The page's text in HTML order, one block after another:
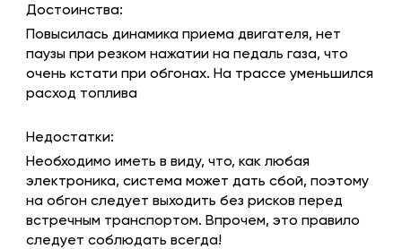
Достоинства:
Повысилась динамика приема двигателя, нет
паузы при резком нажатии на педаль газа, что
очень кстати при обгонах. На трассе уменьшился
расход топлива
Недостатки:
Необходимо иметь в виду, что, как любая
электроника, система может дать сбой, поэтому
на обгон следует выходить без рисков перед
встречным транспортом. Впрочем, это правило
следует соблюдать всегда!